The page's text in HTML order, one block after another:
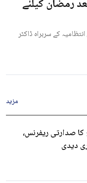
رمضان کیلئے
کے سربراہ ڈاکٹر
مزید
کا صدارتی ریفرنس،
دیدی